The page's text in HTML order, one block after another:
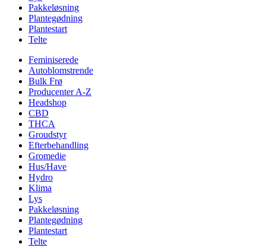
Pakkeløsning
Plantegødning
Plantestart
Telte
Feminiserede
Autoblomstrende
Bulk Frø
Producenter A-Z
Headshop
CBD
THCA
Groudstyr
Efterbehandling
Gromedie
Hus/Have
Hydro
Klima
Lys
Pakkeløsning
Plantegødning
Plantestart
Telte